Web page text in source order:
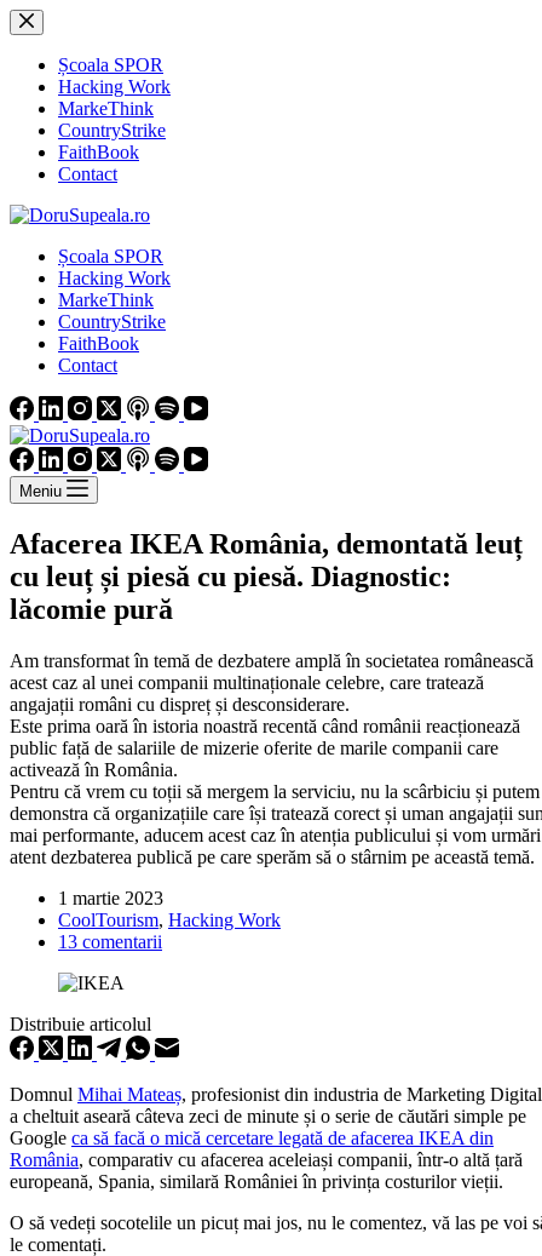
Sari
la
conținutȘcoala SPOR
Hacking Work
MarkeThink
CountryStrike
FaithBook
Contact
Școala SPOR
Hacking Work
MarkeThink
CountryStrike
FaithBook
Contact
Meniu
Afacerea IKEA România, demontată leuț
cu leuț și piesă cu piesă. Diagnostic:
lăcomie pură
Am transformat în temă de dezbatere amplă în societatea românească
acest caz al unei companii multinaționale celebre, care tratează
angajații români cu dispreț și desconsiderare.
Este prima oară în istoria noastră recentă când românii reacționează
public față de salariile de mizerie oferite de marile companii care
activează în România.
Pentru că vrem cu toții să mergem la serviciu, nu la scârbiciu și putem
demonstra că organizațiile care își tratează corect și uman angajații
mai performante, aducem acest caz în atenția publicului și vom urmări
atent dezbaterea publică pe care sperăm să o stârnim pe această temă.
1 martie 2023
CoolTourism, Hacking Work
13 comentarii
Distribuie articolul
Domnul Mihai Mateaș, profesionist din industria de Marketing
a cheltuit aseară câteva zeci de minute și o serie de căutări simple pe
Google ca să facă o mică cercetare legată de afacerea IKEA din
România, comparativ cu afacerea aceleiași companii, într-o altă țară
europeană, Spania, similară României în privința costurilor vieții.
O să vedeți socotelile un picuț mai jos, nu le comentez, vă las pe voi
le comentați.